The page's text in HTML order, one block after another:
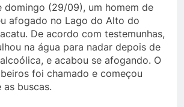
domingo (29/09), um homem de
afogado no Lago do Alto do
De acordo com testemunhas,
na água para nadar depois de
e acabou se afogando. O
foi chamado e começou
as buscas.